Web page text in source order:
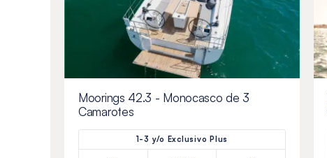
Moorings 42.3 - Monocasco de 3
Camarotes
1-3 y/o Exclusivo Plus